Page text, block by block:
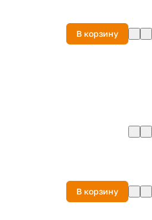
В корзину
В корзину